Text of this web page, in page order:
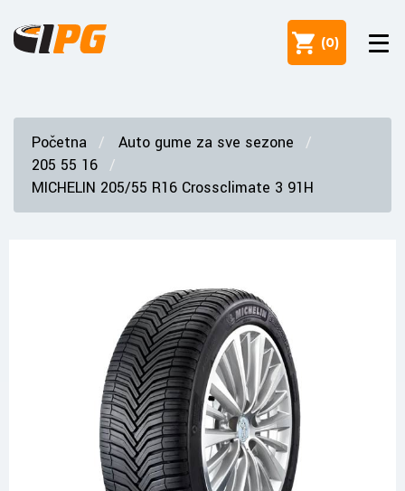
(0)
Početna
Auto gume za sve sezone
205 55 16
MICHELIN 205/55 R16 Crossclimate 3 91H